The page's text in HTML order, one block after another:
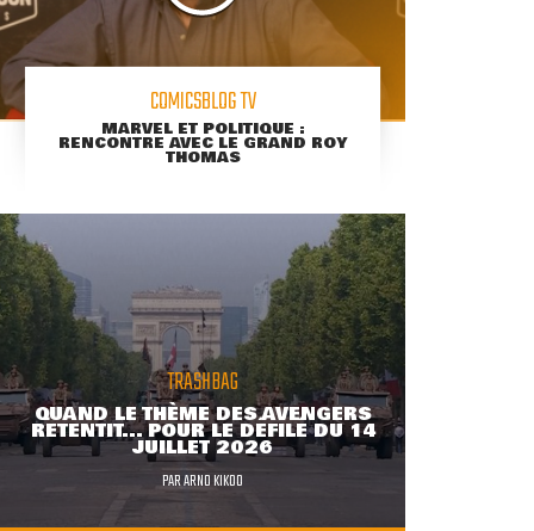
COMICSBLOG TV
MARVEL ET POLITIQUE :
RENCONTRE AVEC LE GRAND ROY
THOMAS
TRASHBAG
QUAND LE THÈME DES AVENGERS
RETENTIT... POUR LE DÉFILÉ DU 14
JUILLET 2026
PARARNO KIKOO